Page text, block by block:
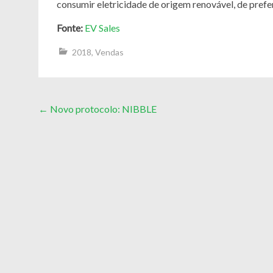
consumir eletricidade de origem renovável, de
Fonte: EV Sales
2018, Vendas
Post
← Novo protocolo: NIBBLE